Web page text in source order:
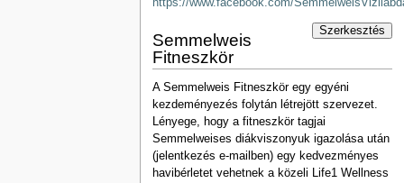
Szerkesztés
Semmelweis
Fitneszkör
A Semmelweis Fitneszkör egy egyéni
kezdeményezés folytán létrejött szervezet.
Lényege, hogy a fitneszkör tagjai
Semmelweises diákviszonyuk igazolása után
(jelentkezés e-mailben) egy kedvezményes
havibérletet vehetnek a közeli Life1 Wellness